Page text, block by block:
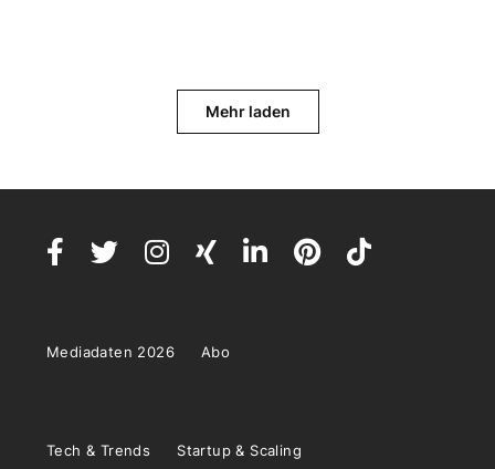
Mehr laden
Mediadaten 2026 Abo
Tech & Trends Startup & Scaling